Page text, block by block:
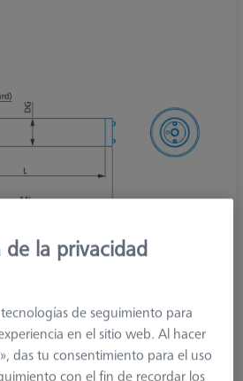
VAST/MT
Extension
la privacidad
de seguimiento para
en el sitio web. Al hacer
das tu consentimiento para el uso
con el fin de recordar los